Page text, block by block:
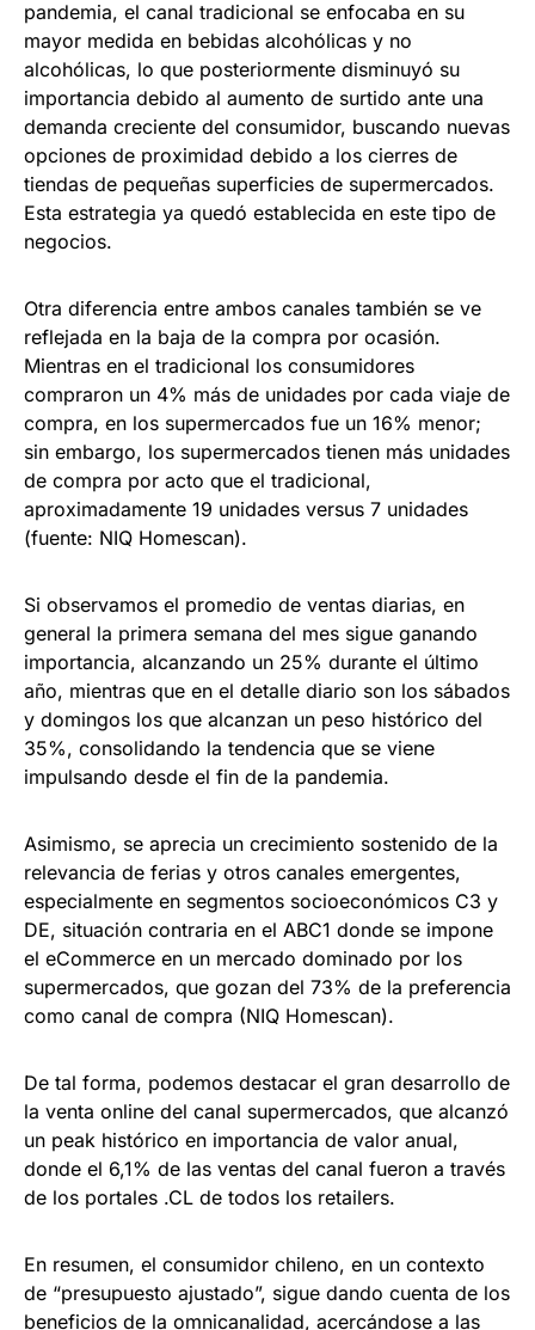
pandemia, el canal tradicional se enfocaba en su
mayor medida en bebidas alcohólicas y no
alcohólicas, lo que posteriormente disminuyó su
importancia debido al aumento de surtido ante una
demanda creciente del consumidor, buscando nuevas
opciones de proximidad debido a los cierres de
tiendas de pequeñas superficies de supermercados.
Esta estrategia ya quedó establecida en este tipo de
negocios.
Otra diferencia entre ambos canales también se ve
reflejada en la baja de la compra por ocasión.
Mientras en el tradicional los consumidores
compraron un 4% más de unidades por cada viaje de
compra, en los supermercados fue un 16% menor;
sin embargo, los supermercados tienen más unidades
de compra por acto que el tradicional,
aproximadamente 19 unidades versus 7 unidades
(fuente: NIQ Homescan).
Si observamos el promedio de ventas diarias, en
general la primera semana del mes sigue ganando
importancia, alcanzando un 25% durante el último
año, mientras que en el detalle diario son los sábados
y domingos los que alcanzan un peso histórico del
35%, consolidando la tendencia que se viene
impulsando desde el fin de la pandemia.
Asimismo, se aprecia un crecimiento sostenido de la
relevancia de ferias y otros canales emergentes,
especialmente en segmentos socioeconómicos C3 y
DE, situación contraria en el ABC1 donde se impone
el eCommerce en un mercado dominado por los
supermercados, que gozan del 73% de la preferencia
como canal de compra (NIQ Homescan).
De tal forma, podemos destacar el gran desarrollo de
la venta online del canal supermercados, que alcanzó
un peak histórico en importancia de valor anual,
donde el 6,1% de las ventas del canal fueron a través
de los portales .CL de todos los retailers.
En resumen, el consumidor chileno, en un contexto
de “presupuesto ajustado”, sigue dando cuenta de los
beneficios de la omnicanalidad, acercándose a las